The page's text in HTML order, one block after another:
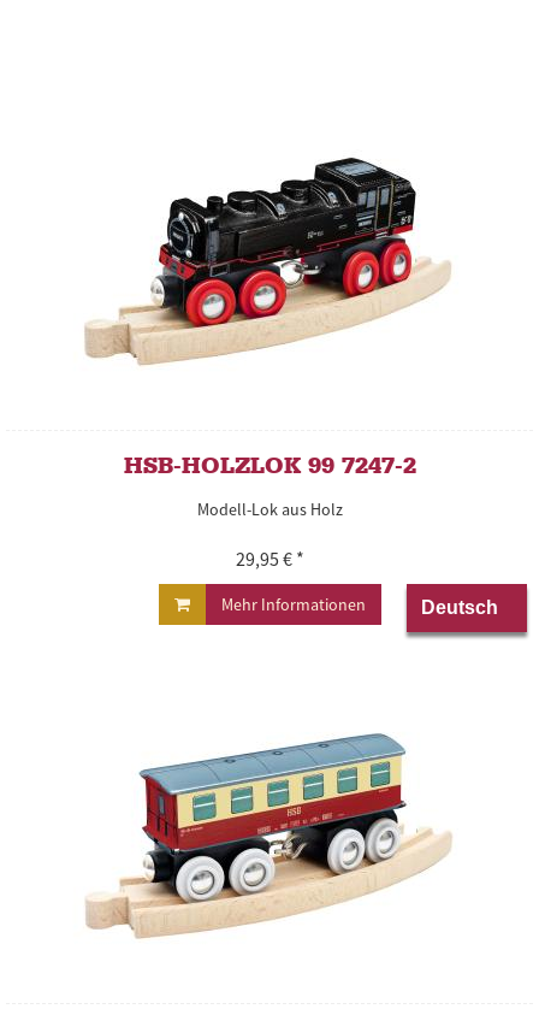
HSB-HOLZLOK 99 7247-2
Modell-Lok aus Holz
29,95 € *
Mehr Informationen